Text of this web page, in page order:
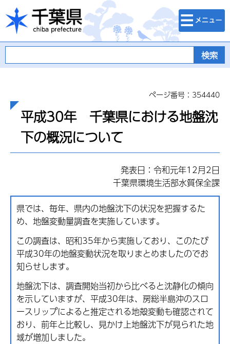
千葉県
検索・メニュ
ー
ページ番号：354440
平成30年 千葉県における地盤沈
下の概況について
発表日：令和元年12月2日
千葉県環境生活部水質保全課
県では、毎年、県内の地盤沈下の状況を把握するた
め、地盤変動量調査を実施しています。
この調査は、昭和35年から実施しており、このたび
平成30年の地盤変動状況を取りまとめましたのでお
知らせします。
地盤沈下は、調査開始当初から比べると沈静化の傾向
を示していますが、平成30年は、房総半島沖のスロ
ースリップによると推定される地殻変動も確認されて
おり、前年と比較し、見かけ上地盤沈下が見られた地
域が増加しました。